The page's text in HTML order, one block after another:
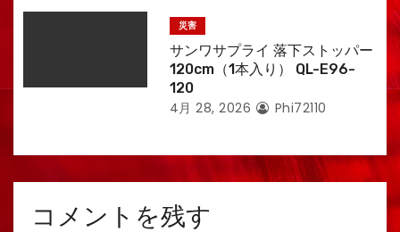
災害
サンワサプライ 落下ストッパー
120cm（1本入り） QL-E96-
120
4月 28, 2026 Phi72110
コメントを残す